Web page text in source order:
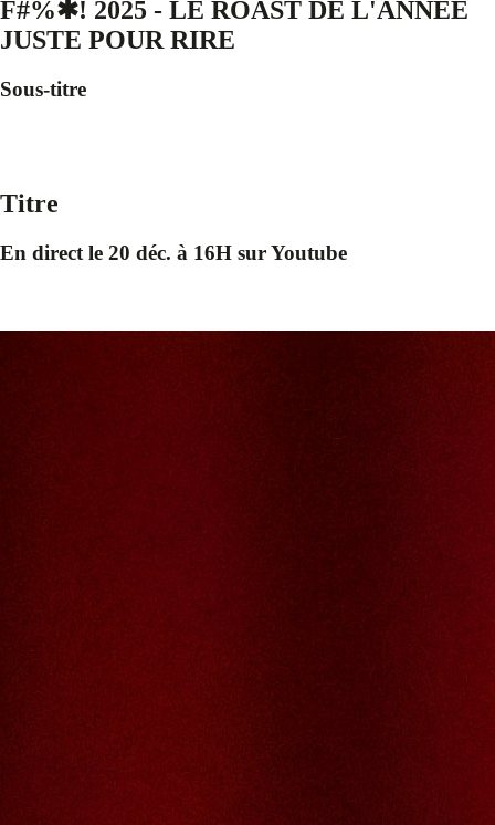
F#%✱! 2025 - LE ROAST DE L'ANNÉE
JUSTE POUR RIRE
Sous-titre
Titre
En direct le 20 déc. à 16H sur Youtube